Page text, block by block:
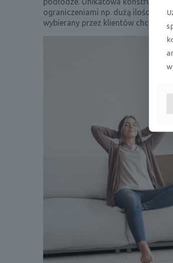
ograniczeniami np. dużą ilością
wybierany przez klientów